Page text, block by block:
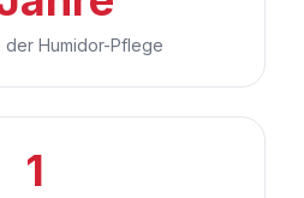
der Humidor-Pflege
1